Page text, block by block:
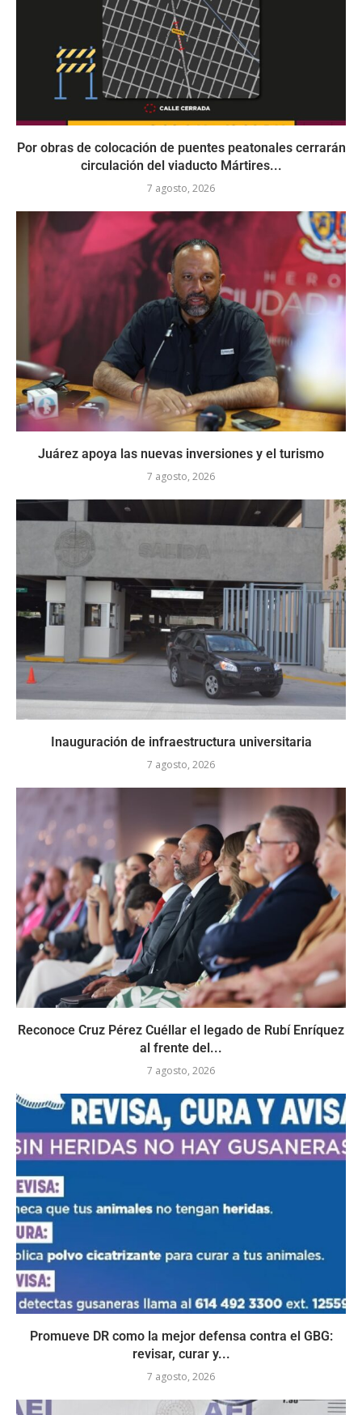
Por obras de colocación de puentes peatonales cerrarán
circulación del viaducto Mártires...
7 agosto, 2026
Juárez apoya las nuevas inversiones y el turismo
7 agosto, 2026
Inauguración de infraestructura universitaria
7 agosto, 2026
Reconoce Cruz Pérez Cuéllar el legado de Rubí Enríquez
al frente del...
7 agosto, 2026
Promueve DR como la mejor defensa contra el GBG:
revisar, curar y...
7 agosto, 2026